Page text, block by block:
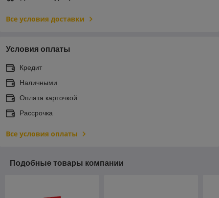
Все условия доставки
Условия оплаты
Кредит
Наличными
Оплата карточкой
Рассрочка
Все условия оплаты
Подобные товары компании